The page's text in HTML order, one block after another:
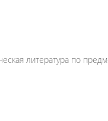
литература по